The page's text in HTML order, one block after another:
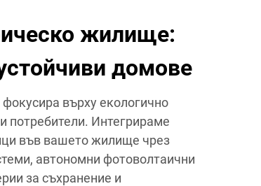
жилище:
домове
върху екологично
потребители. Интегрираме
във вашето жилище чрез
автономни фотоволтаични
за съхранение и